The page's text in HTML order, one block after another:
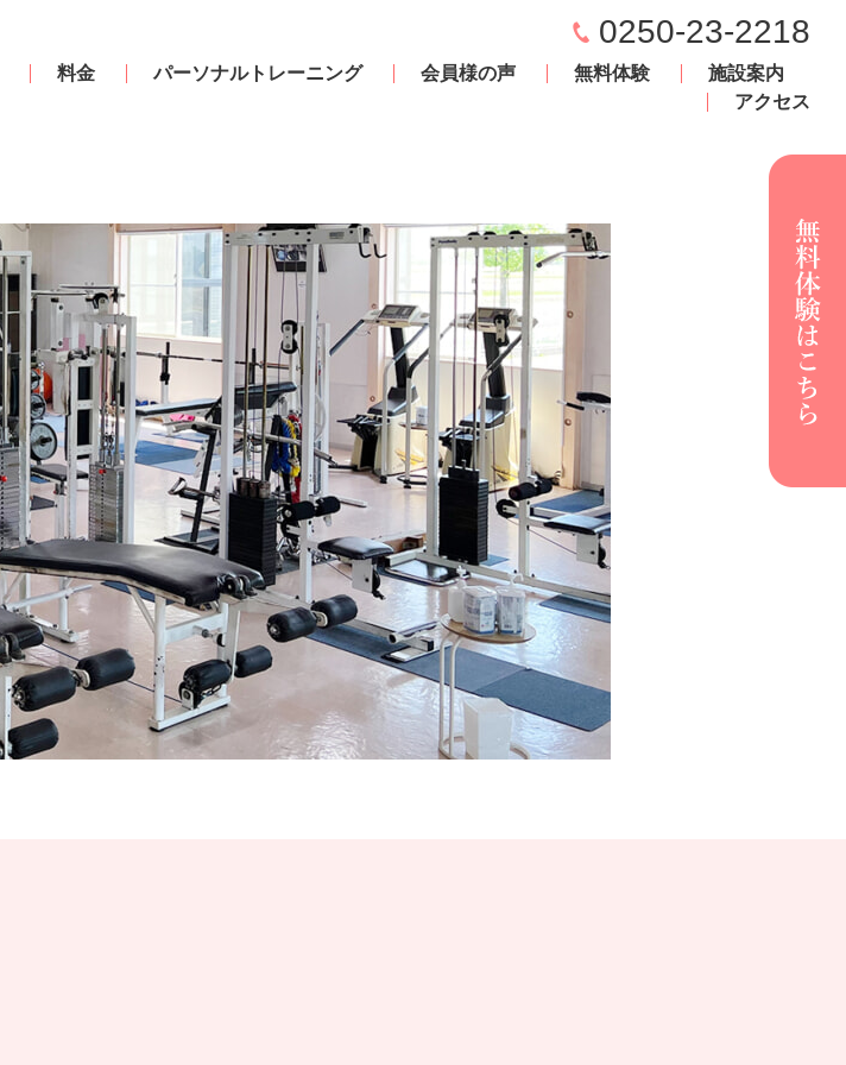
0250-23-2218
料金 パーソナルトレーニング 会員様の声 無料体験
施設案内
アクセス